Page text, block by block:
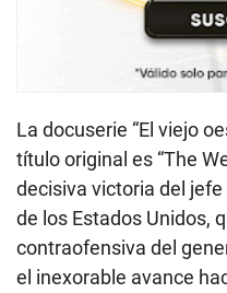
La docuserie “El viejo
título original es “The
decisiva victoria del
de los Estados Unidos,
contraofensiva del
el inexorable avance